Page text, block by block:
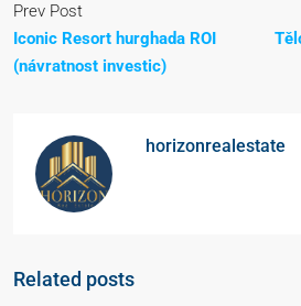
Prev Post
Iconic Resort hurghada ROI
(návratnost investic)
horizonrealestate
Related posts